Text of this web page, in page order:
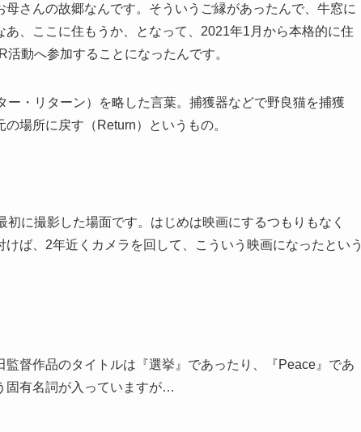
さんの故郷なんです。そういうご縁があったんで、牛窓に
、ここに住もうか、となって、2021年1月から本格的に住
動へ参加することになったんです。
・リターン）を略した言葉。捕獲器などで野良猫を捕獲
場所に戻す（Return）というもの。
に撮影した場面です。はじめは映画にするつもりもなく
ば、2年近くカメラを回して、こういう映画になったという
督作品のタイトルは『選挙』であったり、『Peace』であ
固有名詞が入っていますが…